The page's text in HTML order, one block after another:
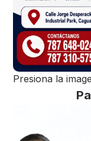
Presiona la